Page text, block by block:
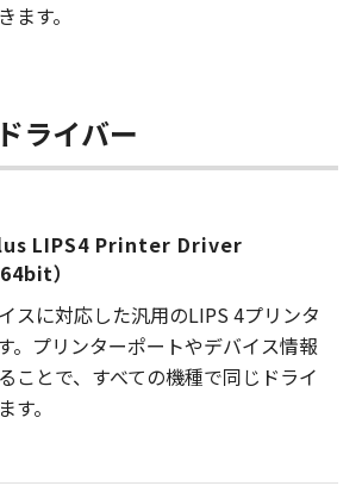
ます。
ライバー
LIPS4 Printer Driver
）
スに対応した汎用のLIPS 4プリンタ
。プリンターポートやデバイス情報
ことで、すべての機種で同じドライ
す。